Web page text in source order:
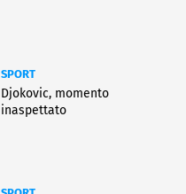
SPORT
Djokovic, momento
inaspettato